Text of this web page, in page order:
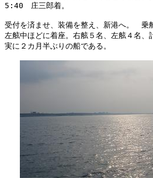
5:40　庄三郎着。
受付を済ませ、装備を整え、新港へ。　乗
左舷中ほどに着座。右舷５名、左舷４名、
実に２カ月半ぶりの船である。